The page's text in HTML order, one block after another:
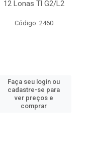
12 Lonas Tl G2/L2
Código: 2460
Faça seu login ou
cadastre-se para
ver preços e
comprar